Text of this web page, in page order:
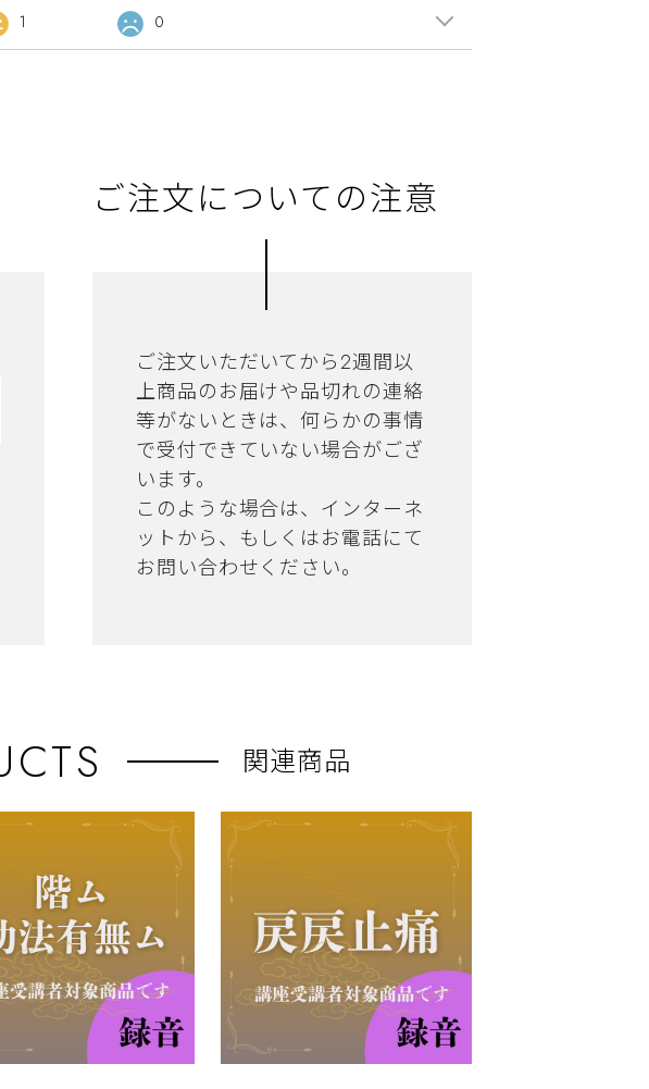
1 0
ご注文についての注意
ご注文いただいてから2週間以
上商品のお届けや品切れの連絡
等がないときは、何らかの事情
で受付できていない場合がござ
います。
このような場合は、インターネ
ットから、もしくはお電話にて
お問い合わせください。
関連商品